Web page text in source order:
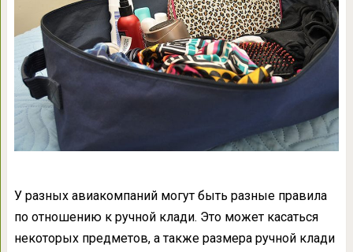
У разных авиакомпаний могут быть разные правила
по отношению к ручной клади. Это может касаться
некоторых предметов, а также размера ручной клади